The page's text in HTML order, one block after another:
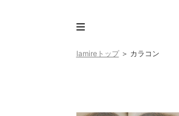
lamireトップ＞ カラコン